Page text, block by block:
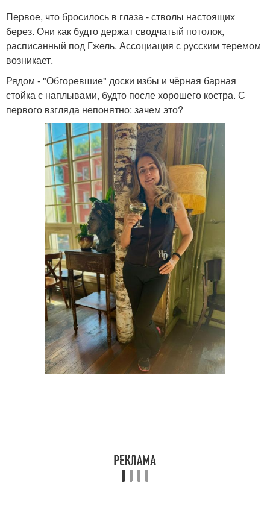
Первое, что бросилось в глаза - стволы настоящих
берез. Они как будто держат сводчатый потолок,
расписанный под Гжель. Ассоциация с русским теремом
возникает.
Рядом - "Обгоревшие" доски избы и чёрная барная
стойка с наплывами, будто после хорошего костра. С
первого взгляда непонятно: зачем это?